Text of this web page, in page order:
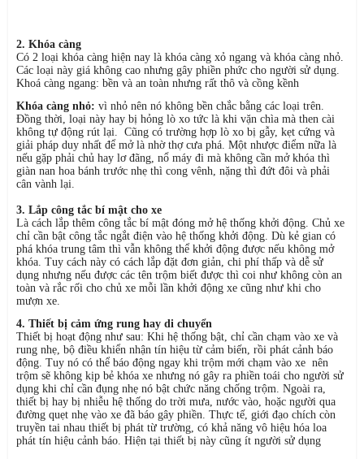
2. Khóa càng
Có 2 loại khóa càng hiện nay là khóa càng xỏ ngang và khóa càng nhỏ.
Các loại này giá không cao nhưng gây phiền phức cho người sử dụng.
Khoá càng ngang: bền và an toàn nhưng rất thô và cồng kềnh
Khóa càng nhỏ: vì nhỏ nên nó không bền chắc bằng các loại trên.
Đồng thời, loại này hay bị hỏng lò xo tức là khi vặn chìa mà then cài
không tự động rút lại. Cũng có trường hợp lò xo bị gẫy, kẹt cứng và
giải pháp duy nhất để mở là nhờ thợ cưa phá. Một nhược điểm nữa là
nếu gặp phải chủ hay lơ đãng, nổ máy đi mà không cần mở khóa thì
giàn nan hoa bánh trước nhẹ thì cong vênh, nặng thì đứt đôi và phải
cân vành lại.
3. Lắp công tắc bí mật cho xe
Là cách lắp thêm công tắc bí mật đóng mở hệ thống khởi động. Chủ xe
chỉ cần bật công tắc ngắt điện vào hệ thống khởi động. Dù kẻ gian có
phá khóa trung tâm thì vẫn không thể khởi động được nếu không mở
khóa. Tuy cách này có cách lắp đặt đơn giản, chi phí thấp và dễ sử
dụng nhưng nếu được các tên trộm biết được thì coi như không còn an
toàn và rắc rối cho chủ xe mỗi lần khởi động xe cũng như khi cho
mượn xe.
4. Thiết bị cảm ứng rung hay di chuyển
Thiết bị hoạt động như sau: Khi hệ thống bật, chỉ cần chạm vào xe và
rung nhẹ, bộ điều khiển nhận tín hiệu từ cảm biến, rồi phát cảnh báo
động. Tuy nó có thể báo động ngay khi trộm mới chạm vào xe nên
trộm sẽ không kịp bẻ khóa xe nhưng nó gây ra phiền toái cho người sử
dụng khi chỉ cần đụng nhẹ nó bật chức năng chống trộm. Ngoài ra,
thiết bị hay bị nhiễu hệ thống do trời mưa, nước vào, hoặc người qua
đường quẹt nhẹ vào xe đã báo gây phiền. Thực tế, giới đạo chích còn
truyền tai nhau thiết bị phát từ trường, có khả năng vô hiệu hóa loa
phát tín hiệu cảnh báo. Hiện tại thiết bị này cũng ít người sử dụng